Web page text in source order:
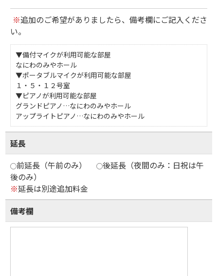
※追加のご希望がありましたら、備考欄にご記入くださ
い。
▼備付マイクが利用可能な部屋
なにわのみやホール
▼ポータブルマイクが利用可能な部屋
１・５・１２号室
▼ピアノが利用可能な部屋
グランドピアノ…なにわのみやホール
アップライトピアノ…なにわのみやホール
延長
前延長（午前のみ）
後延長（夜間のみ：日祝は午
後のみ）
※延長は別途追加料金
備考欄